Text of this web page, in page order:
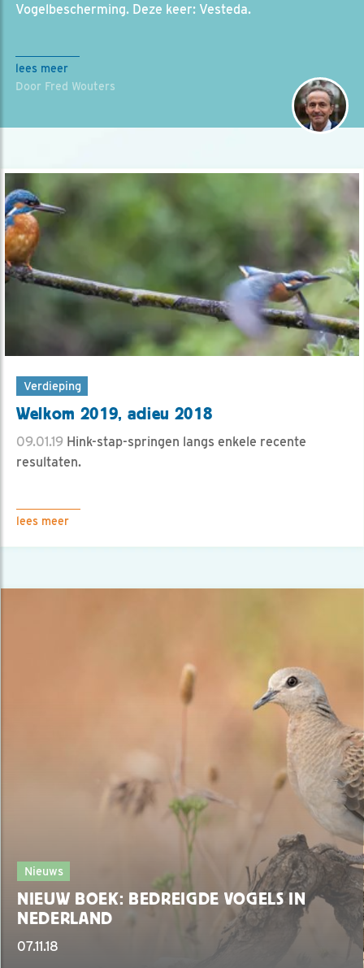
Vogelbescherming. Deze keer: Vesteda.
lees meer
Door Fred Wouters
Verdieping
Welkom 2019, adieu 2018
09.01.19 Hink-stap-springen langs enkele recente
resultaten.
lees meer
Nieuws
NIEUW BOEK: BEDREIGDE VOGELS IN
NEDERLAND
07.11.18